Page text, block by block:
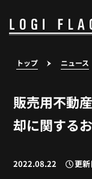
トップ ニュース
販売用不動
却に関する
2022.08.22 更